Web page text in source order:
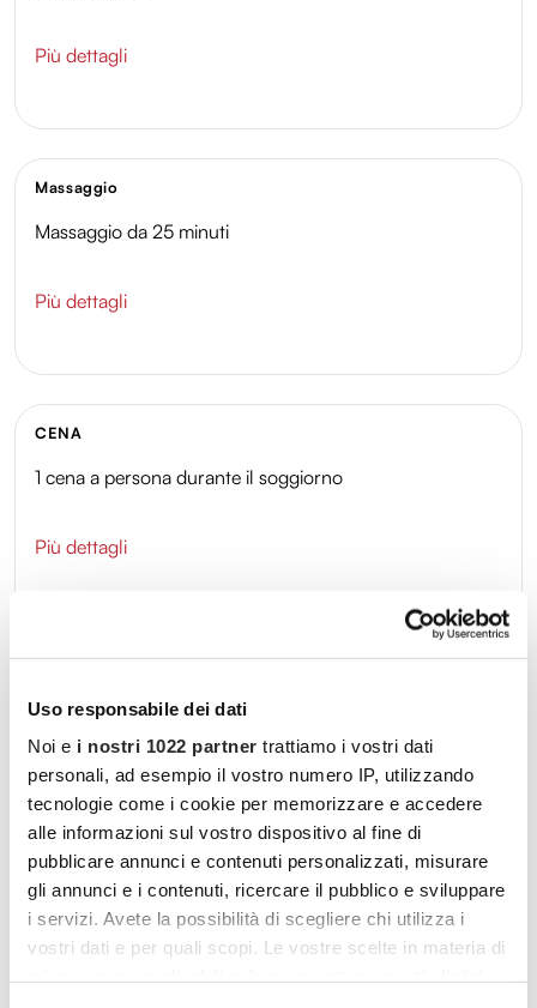
Uso responsabile dei dati
Noi e i nostri 1022 partner trattiamo i vostri dati
personali, ad esempio il vostro numero IP, utilizzando
tecnologie come i cookie per memorizzare e accedere
alle informazioni sul vostro dispositivo al fine di
pubblicare annunci e contenuti personalizzati, misurare
gli annunci e i contenuti, ricercare il pubblico e sviluppare
i servizi. Avete la possibilità di scegliere chi utilizza i
vostri dati e per quali scopi. Le vostre scelte in materia di
Più dettagli
Massaggio
Massaggio da 25 minuti
Più dettagli
CENA
1 cena a persona durante il soggiorno
Più dettagli
La quota include
SOGGIORNO
3 giorni e 2 notti
ingresso al percorso benessere
BENESSERE
Massaggio da 25 minuti a persona